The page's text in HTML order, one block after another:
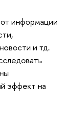
информации
и тд.
эффект на